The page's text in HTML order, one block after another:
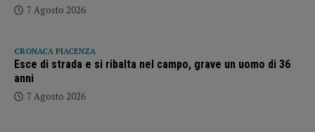
7 Agosto 2026
CRONACA PIACENZA
Esce di strada e si ribalta nel campo, grave un uomo di 36
anni
7 Agosto 2026